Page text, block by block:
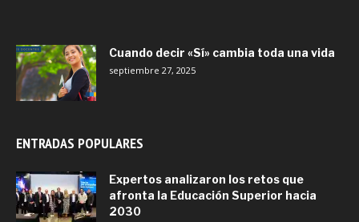
Cuando decir «Sí» cambia toda una vida
septiembre 27, 2025
ENTRADAS POPULARES
Expertos analizaron los retos que
afronta la Educación Superior hacia
2030